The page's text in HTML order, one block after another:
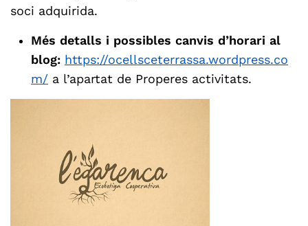
soci adquirida.
Més detalls i possibles canvis d’horari al
blog: https://ocellsceterrassa.wordpress.co
m/ a l’apartat de Properes activitats.